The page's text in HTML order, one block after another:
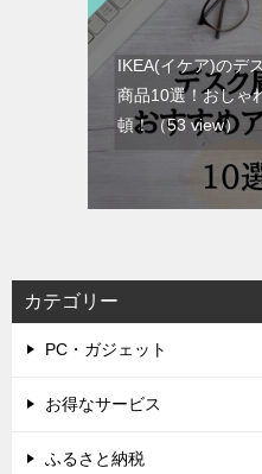
IKEA(イケア)のデ
商品10選！おしゃ
頓！（53 view）
カテゴリー
PC・ガジェット
お得なサービス
ふるさと納税